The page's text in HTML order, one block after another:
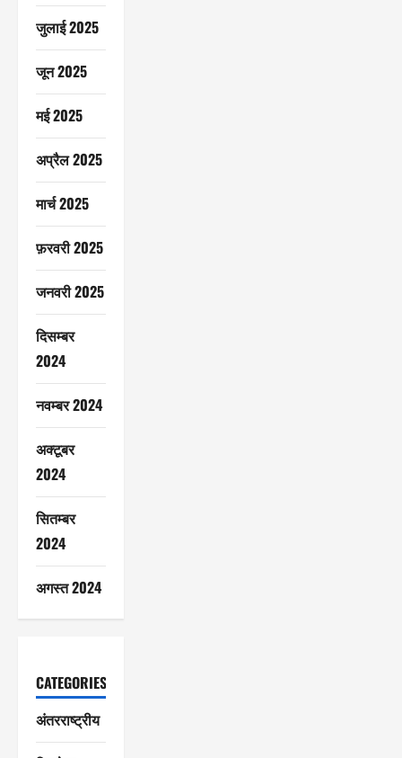
जुलाई 2025
जून 2025
मई 2025
अप्रैल 2025
मार्च 2025
फ़रवरी 2025
जनवरी 2025
दिसम्बर
2024
नवम्बर 2024
अक्टूबर
2024
सितम्बर
2024
अगस्त 2024
CATEGORIES
अंतरराष्ट्रीय